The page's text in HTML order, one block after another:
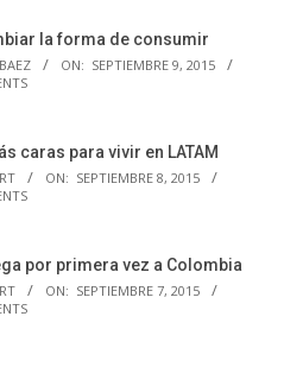
la forma de consumir
ON: SEPTIEMBRE 9, 2015
caras para vivir en LATAM
ON: SEPTIEMBRE 8, 2015
por primera vez a Colombia
ON: SEPTIEMBRE 7, 2015